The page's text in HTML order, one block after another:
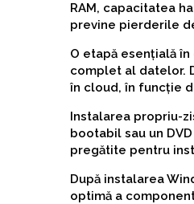
RAM, capacitatea
previne pierderile
O etapă esențială
complet al datelor.
în cloud, în funcție
Instalarea propriu-
bootabil sau un
pregătite pentru
După instalarea
optimă a